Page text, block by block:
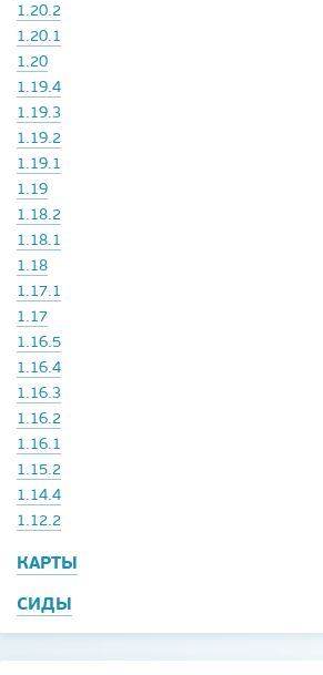
1.20.2
1.20.1
1.20
1.19.4
1.19.3
1.19.2
1.19.1
1.19
1.18.2
1.18.1
1.18
1.17.1
1.17
1.16.5
1.16.4
1.16.3
1.16.2
1.16.1
1.15.2
1.14.4
1.12.2
КАРТЫ
СИДЫ